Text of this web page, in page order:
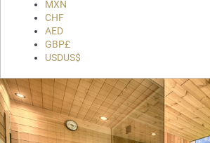
Gäste-Login
Region auswählen
MXN
CHF
AED
GBP£
USDUS$